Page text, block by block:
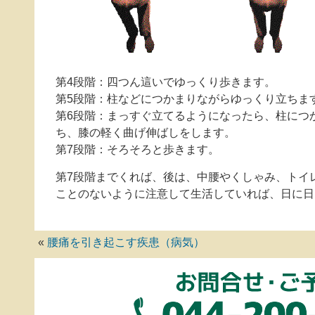
第4段階：四つん這いでゆっくり歩きます。
第5段階：柱などにつかまりながらゆっくり立ちま
第6段階：まっすぐ立てるようになったら、柱に
ち、膝の軽く曲げ伸ばしをします。
第7段階：そろそろと歩きます。
第7段階までくれば、後は、中腰やくしゃみ、ト
ことのないように注意して生活していれば、日に
« 腰痛を引き起こす疾患（病気）